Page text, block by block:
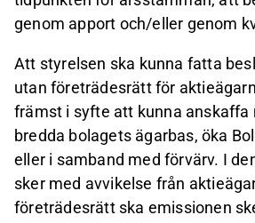
genom apport och/eller genom
Att styrelsen ska kunna fatta
utan företrädesrätt för
främst i syfte att kunna
bredda bolagets ägarbas, öka
eller i samband med förvärv. I
sker med avvikelse från
företrädesrätt ska emissionen